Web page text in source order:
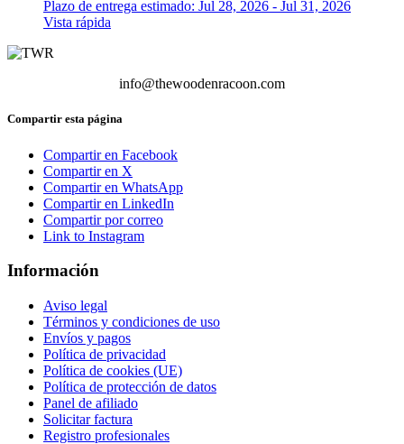
Plazo de entrega estimado: Jul 28, 2026 - Jul 31, 2026
Vista rápida
info@thewoodenracoon.com
Compartir esta página
Compartir en Facebook
Compartir en X
Compartir en WhatsApp
Compartir en LinkedIn
Compartir por correo
Link to Instagram
Información
Aviso legal
Términos y condiciones de uso
Envíos y pagos
Política de privacidad
Política de cookies (UE)
Política de protección de datos
Panel de afiliado
Solicitar factura
Registro profesionales